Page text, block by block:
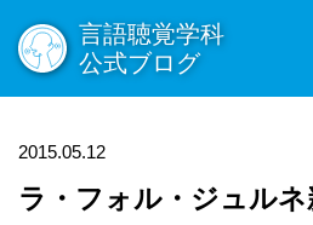
言語聴覚学科
公式ブログ
2015.05.12
ラ・フォル・ジュルネ